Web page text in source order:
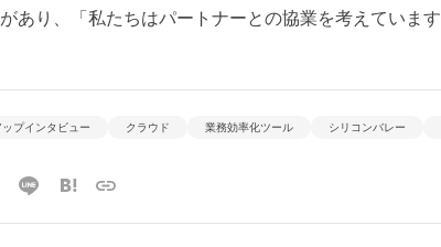
あり、「私たちはパートナーとの協業を考えていま
プインタビュー クラウド 業務効率化ツール シリコンバレー